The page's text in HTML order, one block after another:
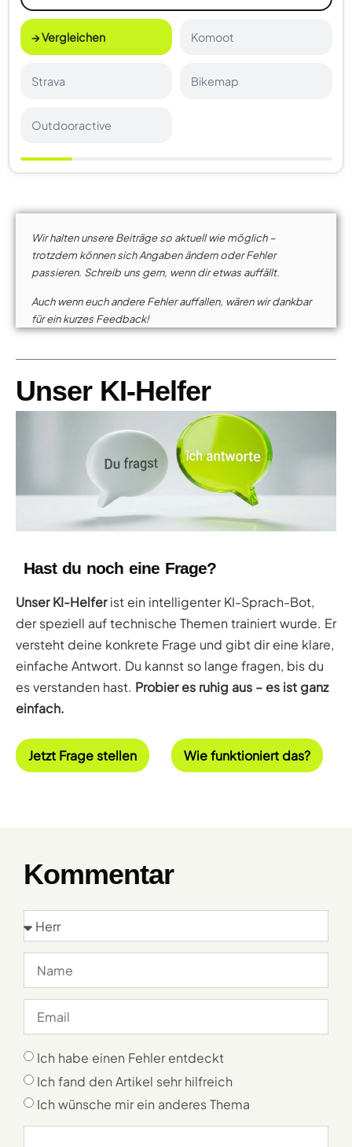
→ Vergleichen Komoot
Strava Bikemap
Outdooractive
Wir halten unsere Beiträge so aktuell wie möglich –
trotzdem können sich Angaben ändern oder Fehler
passieren. Schreib uns gern, wenn dir etwas auffällt.
Auch wenn euch andere Fehler auffallen, wären wir dankbar
für ein kurzes Feedback!
Unser KI-Helfer
Hast du noch eine Frage?
Unser KI-Helferist ein intelligenter KI-Sprach-Bot,
der speziell auf technische Themen trainiert wurde. Er
versteht deine konkrete Frage und gibt dir eine klare,
einfache Antwort. Du kannst so lange fragen, bis du
es verstanden hast. Probier es ruhig aus – es ist ganz
einfach.
Jetzt Frage stellen Wie funktioniert das?
Kommentar
Ich habe einen Fehler entdeckt
Ich fand den Artikel sehr hilfreich
Ich wünsche mir ein anderes Thema